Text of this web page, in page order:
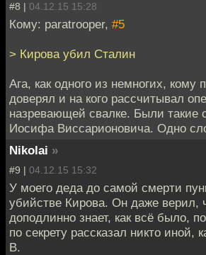
#8 | 04.12.15 15:28
Кому: paratrooper, #5
> Кирова убил Сталин
Ага, как одного из немногих, кому
доверял и на кого рассчитывал
назревающей свалке. Были такие
Иосифа Виссарионовича. Одно
Nikolai »
#9 | 04.12.15 15:32
У моего деда до самой смерти
убийстве Кирова. Он даже верил,
доподлинно знает, как всё было,
по секрету рассказал никто иной,
В.